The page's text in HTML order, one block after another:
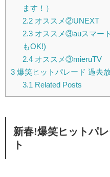
ます！）
2.2オススメ②UNEXT
2.3オススメ③auスマー
もOK!)
2.4オススメ③mieruTV
3 爆笑ヒットパレード 過去
3.1 Related Posts
新春!爆笑ヒットパ
ト